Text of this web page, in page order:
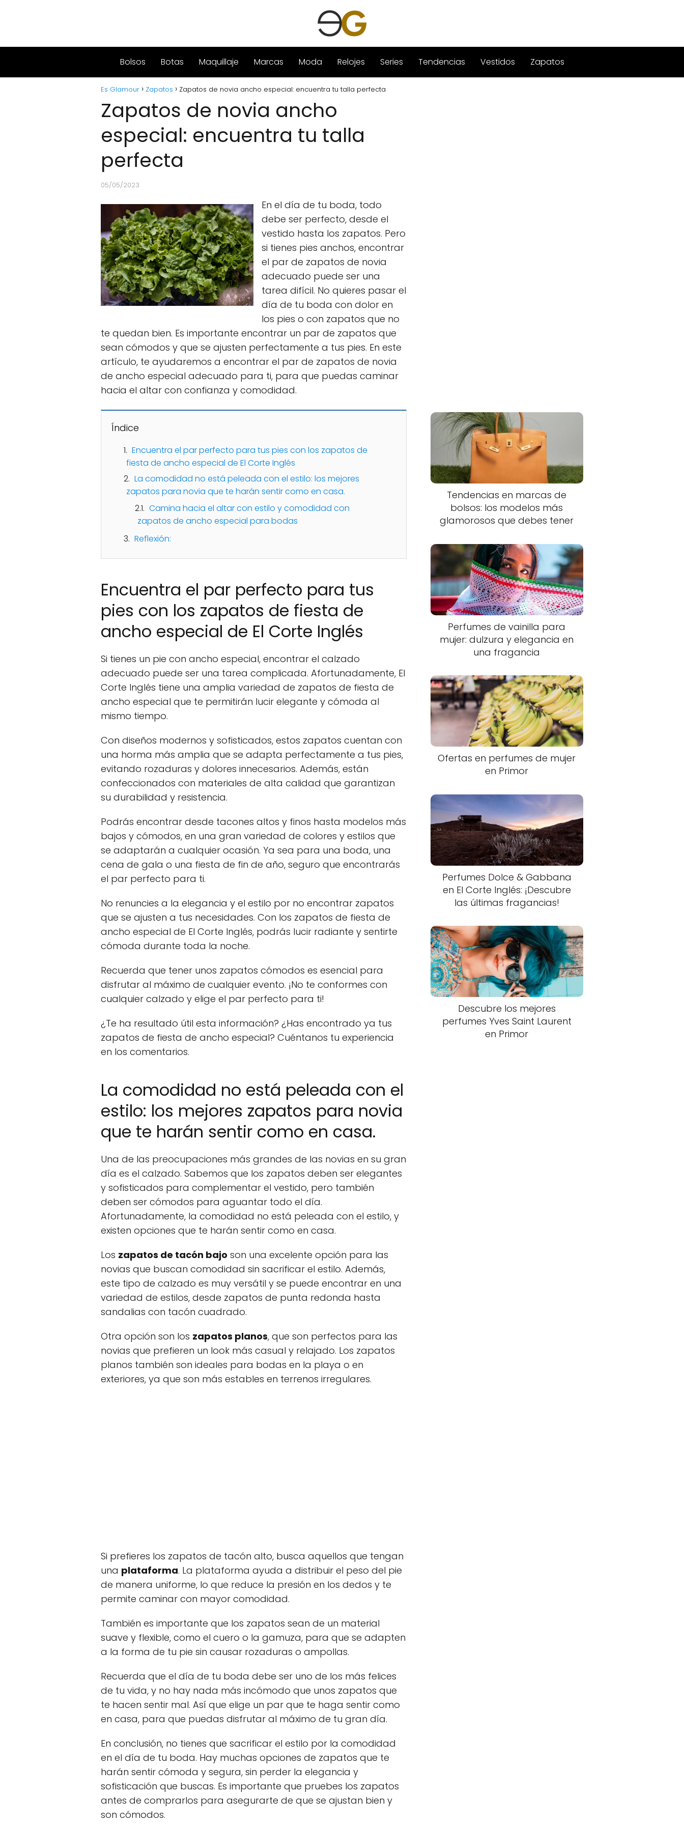
Bolsos Botas Maquillaje Marcas Moda Relojes Series Tendencias Vestidos Zapatos
Es Glamour Zapatos Zapatos de novia ancho especial: encuentra tu talla perfecta
Zapatos de novia ancho
especial: encuentra tu talla
perfecta
05/05/2023
En el día de tu boda, todo
debe ser perfecto, desde el
vestido hasta los zapatos. Pero
si tienes pies anchos, encontrar
el par de zapatos de novia
adecuado puede ser una
tarea difícil. No quieres pasar el
día de tu boda con dolor en
los pies o con zapatos que no
te quedan bien. Es importante encontrar un par de zapatos que
sean cómodos y que se ajusten perfectamente a tus pies. En este
artículo, te ayudaremos a encontrar el par de zapatos de novia
de ancho especial adecuado para ti, para que puedas caminar
hacia el altar con confianza y comodidad.
Índice
Encuentra el par perfecto para tus pies con los zapatos de
fiesta de ancho especial de El Corte Inglés
La comodidad no está peleada con el estilo: los mejores
zapatos para novia que te harán sentir como en casa.
Camina hacia el altar con estilo y comodidad con
zapatos de ancho especial para bodas
Reflexión:
Encuentra el par perfecto para tus
pies con los zapatos de fiesta de
ancho especial de El Corte Inglés
Si tienes un pie con ancho especial, encontrar el calzado
adecuado puede ser una tarea complicada. Afortunadamente, El
Corte Inglés tiene una amplia variedad de zapatos de fiesta de
ancho especial que te permitirán lucir elegante y cómoda al
mismo tiempo.
Con diseños modernos y sofisticados, estos zapatos cuentan con
una horma más amplia que se adapta perfectamente a tus pies,
evitando rozaduras y dolores innecesarios. Además, están
confeccionados con materiales de alta calidad que garantizan
su durabilidad y resistencia.
Podrás encontrar desde tacones altos y finos hasta modelos más
bajos y cómodos, en una gran variedad de colores y estilos que
se adaptarán a cualquier ocasión. Ya sea para una boda, una
cena de gala o una fiesta de fin de año, seguro que encontrarás
el par perfecto para ti.
No renuncies a la elegancia y el estilo por no encontrar zapatos
que se ajusten a tus necesidades. Con los zapatos de fiesta de
ancho especial de El Corte Inglés, podrás lucir radiante y sentirte
cómoda durante toda la noche.
Recuerda que tener unos zapatos cómodos es esencial para
disfrutar al máximo de cualquier evento. ¡No te conformes con
cualquier calzado y elige el par perfecto para ti!
¿Te ha resultado útil esta información? ¿Has encontrado ya tus
zapatos de fiesta de ancho especial? Cuéntanos tu experiencia
en los comentarios.
La comodidad no está peleada con el
estilo: los mejores zapatos para novia
que te harán sentir como en casa.
Una de las preocupaciones más grandes de las novias en su gran
día es el calzado. Sabemos que los zapatos deben ser elegantes
y sofisticados para complementar el vestido, pero también
deben ser cómodos para aguantar todo el día.
Afortunadamente, la comodidad no está peleada con el estilo, y
existen opciones que te harán sentir como en casa.
Los zapatos de tacón bajo son una excelente opción para las
novias que buscan comodidad sin sacrificar el estilo. Además,
este tipo de calzado es muy versátil y se puede encontrar en una
variedad de estilos, desde zapatos de punta redonda hasta
sandalias con tacón cuadrado.
Otra opción son los zapatos planos, que son perfectos para las
novias que prefieren un look más casual y relajado. Los zapatos
planos también son ideales para bodas en la playa o en
exteriores, ya que son más estables en terrenos irregulares.
Si prefieres los zapatos de tacón alto, busca aquellos que tengan
una plataforma. La plataforma ayuda a distribuir el peso del pie
de manera uniforme, lo que reduce la presión en los dedos y te
permite caminar con mayor comodidad.
También es importante que los zapatos sean de un material
suave y flexible, como el cuero o la gamuza, para que se adapten
a la forma de tu pie sin causar rozaduras o ampollas.
Recuerda que el día de tu boda debe ser uno de los más felices
de tu vida, y no hay nada más incómodo que unos zapatos que
te hacen sentir mal. Así que elige un par que te haga sentir como
en casa, para que puedas disfrutar al máximo de tu gran día.
En conclusión, no tienes que sacrificar el estilo por la comodidad
en el día de tu boda. Hay muchas opciones de zapatos que te
harán sentir cómoda y segura, sin perder la elegancia y
sofisticación que buscas. Es importante que pruebes los zapatos
antes de comprarlos para asegurarte de que se ajustan bien y
son cómodos.
Tendencias en marcas de
bolsos: los modelos más
glamorosos que debes tener
Perfumes de vainilla para
mujer: dulzura y elegancia en
una fragancia
Ofertas en perfumes de mujer
en Primor
Perfumes Dolce & Gabbana
en El Corte Inglés: ¡Descubre
las últimas fragancias!
Descubre los mejores
perfumes Yves Saint Laurent
en Primor